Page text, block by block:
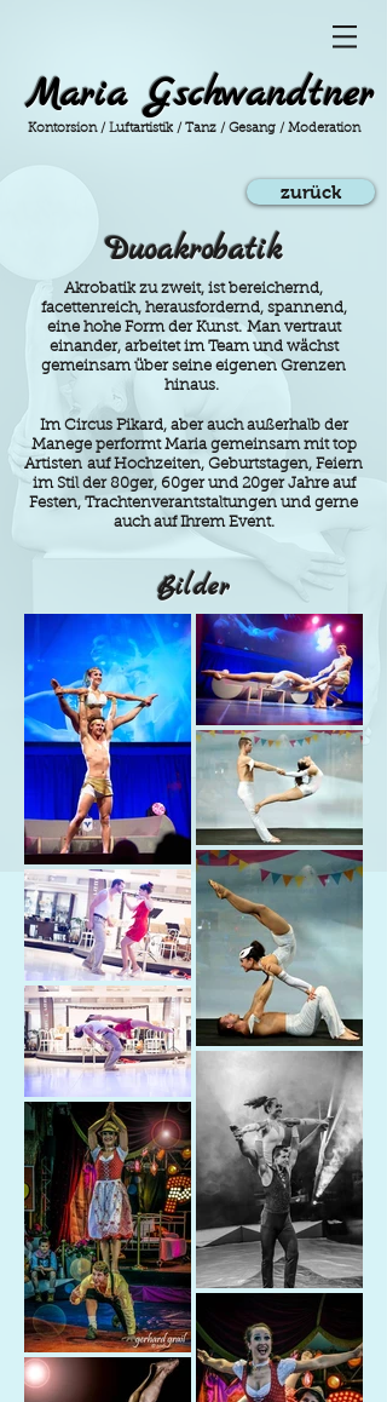
Maria Gschwandtner
Kontorsion / Luftartistik / Tanz / Gesang / Moderation
zurück
Duoakrobatik
Akrobatik zu zweit, ist bereichernd,
facettenreich, herausfordernd, spannend,
eine hohe Form der Kunst. Man vertraut
einander, arbeitet im Team und wächst
gemeinsam über seine eigenen Grenzen
hinaus.
Im Circus Pikard, aber auch außerhalb der
Manege performt Maria gemeinsam mit top
Artisten auf Hochzeiten, Geburtstagen, Feiern
im Stil der 80ger, 60ger und 20ger Jahre auf
Festen, Trachtenverantstaltungen und gerne
auch auf Ihrem Event.
Bilder